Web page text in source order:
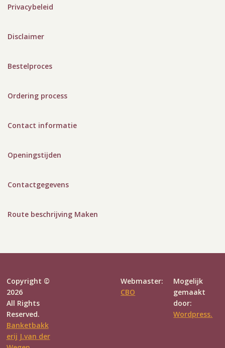
Privacybeleid
Disclaimer
Bestelproces
Ordering process
Contact informatie
Openingstijden
Contactgegevens
Route beschrijving Maken
Copyright ©
2026
All Rights
Reserved.
Banketbakk
erij J.van der
Mogelijk
gemaakt
door:
Wordpress.
Webmaster:
CBO